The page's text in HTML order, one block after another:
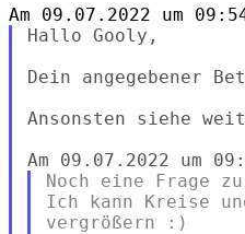
Hallo Gooly,
Dein angegebener
Ansonsten siehe
Noch eine Frage zu
Ich kann Kreise
vergrößern :)